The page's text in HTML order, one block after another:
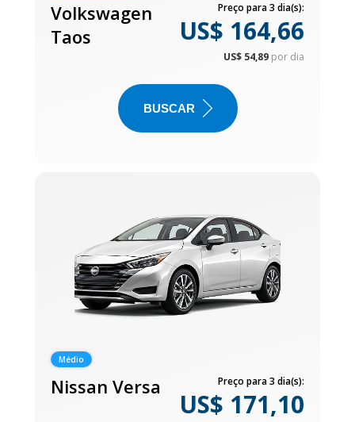
Volkswagen
Taos
Preço para 3 dia(s):
US$ 164,66
US$ 54,89 por dia
BUSCAR
Médio
Nissan Versa Preço para 3 dia(s):
US$ 171,10